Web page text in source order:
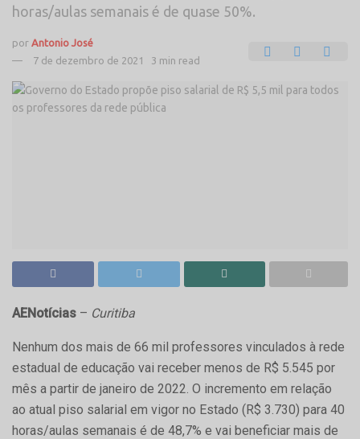
horas/aulas semanais é de quase 50%.
por Antonio José
7 de dezembro de 2021
3 min read
AENotícias – Curitiba
Nenhum dos mais de 66 mil professores vinculados à rede
estadual de educação vai receber menos de R$ 5.545 por
mês a partir de janeiro de 2022. O incremento em relação
ao atual piso salarial em vigor no Estado (R$ 3.730) para 40
horas/aulas semanais é de 48,7% e vai beneficiar mais de